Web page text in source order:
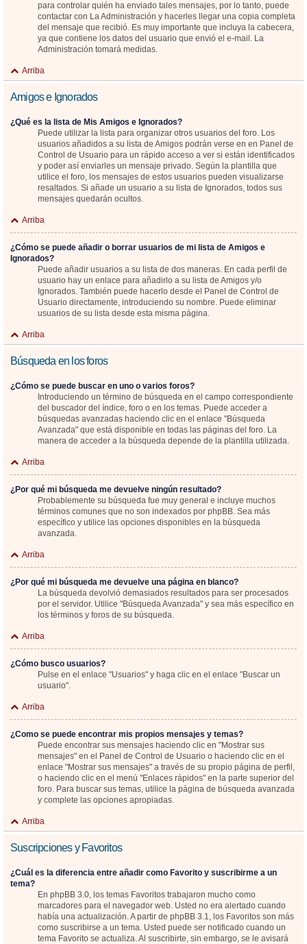
para controlar quién ha enviado tales mensajes, por lo tanto, puede
contactar con La Administración y hacerles llegar una copia completa
del mensaje que recibió. Es muy importante que incluya la cabecera,
ya que contiene los datos del usuario que envió el e-mail. La
Administración tomará medidas.
Arriba
Amigos e Ignorados
¿Qué es la lista de Mis Amigos e Ignorados?
Puede utilizar la lista para organizar otros usuarios del foro. Los
usuarios añadidos a su lista de Amigos podrán verse en en Panel de
Control de Usuario para un rápido acceso a ver si están identificados
y poder así enviarles un mensaje privado. Según la plantilla que
utilice el foro, los mensajes de estos usuarios pueden visualizarse
resaltados. Si añade un usuario a su lista de Ignorados, todos sus
mensajes quedarán ocultos.
Arriba
¿Cómo se puede añadir o borrar usuarios de mi lista de Amigos e
Ignorados?
Puede añadir usuarios a su lista de dos maneras. En cada perfil de
usuario hay un enlace para añadirlo a su lista de Amigos y/o
Ignorados. También puede hacerlo desde el Panel de Control de
Usuario directamente, introduciendo su nombre. Puede eliminar
usuarios de su lista desde esta misma página.
Arriba
Búsqueda en los foros
¿Cómo se puede buscar en uno o varios foros?
Introduciendo un término de búsqueda en el campo correspondiente
del buscador del índice, foro o en los temas. Puede acceder a
búsquedas avanzadas haciendo clic en el enlace "Búsqueda
Avanzada" que está disponible en todas las páginas del foro. La
manera de acceder a la búsqueda depende de la plantilla utilizada.
Arriba
¿Por qué mi búsqueda me devuelve ningún resultado?
Probablemente su búsqueda fue muy general e incluye muchos
términos comunes que no son indexados por phpBB. Sea más
específico y utilice las opciones disponibles en la búsqueda
avanzada.
Arriba
¿Por qué mi búsqueda me devuelve una página en blanco?
La búsqueda devolvió demasiados resultados para ser procesados
por el servidor. Utilice "Búsqueda Avanzada" y sea más específico en
los términos y foros de su búsqueda.
Arriba
¿Cómo busco usuarios?
Pulse en el enlace "Usuarios" y haga clic en el enlace "Buscar un
usuario".
Arriba
¿Como se puede encontrar mis propios mensajes y temas?
Puede encontrar sus mensajes haciendo clic en "Mostrar sus
mensajes" en el Panel de Control de Usuario o haciendo clic en el
enlace "Mostrar sus mensajes" a través de su propio página de perfil,
o haciendo clic en el menú "Enlaces rápidos" en la parte superior del
foro. Para buscar sus temas, utilice la página de búsqueda avanzada
y complete las opciones apropiadas.
Arriba
Suscripciones y Favoritos
¿Cuál es la diferencia entre añadir como Favorito y suscribirme a un
tema?
En phpBB 3.0, los temas Favoritos trabajaron mucho como
marcadores para el navegador web. Usted no era alertado cuando
había una actualización. A partir de phpBB 3.1, los Favoritos son más
como suscribirse a un tema. Usted puede ser notificado cuando un
tema Favorito se actualiza. Al suscribirte, sin embargo, se le avisará